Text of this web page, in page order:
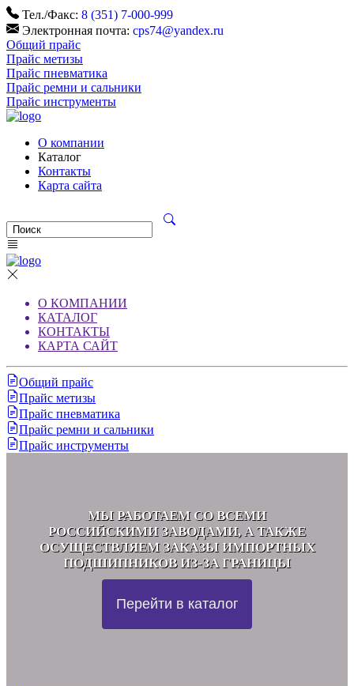
Тел./Факс: 8 (351) 7-000-999
Электронная почта: cps74@yandex.ru
Общий прайс
Прайс метизы
Прайс пневматика
Прайс ремни и сальники
Прайс инструменты
О компании
Каталог
Контакты
Карта сайта
О КОМПАНИИ
КАТАЛОГ
КОНТАКТЫ
КАРТА САЙТ
Общий прайс
Прайс метизы
Прайс пневматика
Прайс ремни и сальники
Прайс инструменты
МЫ РАБОТАЕМ СО ВСЕМИ
РОССИЙСКИМИ ЗАВОДАМИ, А ТАКЖЕ
ОСУЩЕСТВЛЯЕМ ЗАКАЗЫ ИМПОРТНЫХ
ПОДШИПНИКОВ ИЗ-ЗА ГРАНИЦЫ
Перейти в каталог